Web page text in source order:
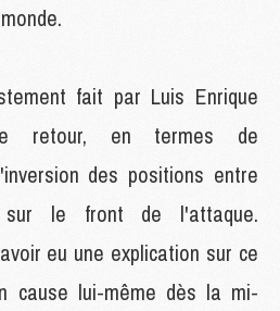
fait par Luis Enrique
retour, en termes de
des positions entre
le front de l'attaque.
eu une explication sur ce
cause lui-même dès la mi-